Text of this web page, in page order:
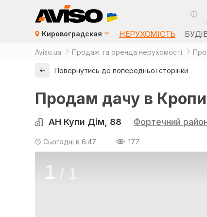
Кировоградская НЕРУХОМІСТЬ
Aviso.ua Продаж та оренда нерухомості
Повернутись до попередньої сторінки
Продам дачу в
АН Купи Дім, 88 Фортечний
Сьогодні в 6:47 177
1 / 1